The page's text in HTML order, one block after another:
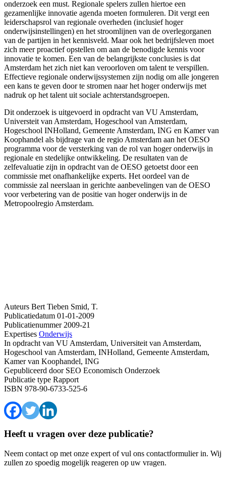
onderzoek een must. Regionale spelers zullen hiertoe een
gezamenlijke innovatie agenda moeten formuleren. Dit vergt een
leiderschapsrol van regionale overheden (inclusief hoger
onderwijsinstellingen) en het stroomlijnen van de overlegorganen
van de partijen in het kennisveld. Maar ook het bedrijfsleven moet
zich meer proactief opstellen om aan de benodigde kennis voor
innovatie te komen. Een van de belangrijkste conclusies is dat
Amsterdam het zich niet kan veroorloven om talent te verspillen.
Effectieve regionale onderwijssystemen zijn nodig om alle jongeren
een kans te geven door te stromen naar het hoger onderwijs met
nadruk op het talent uit sociale achterstandsgroepen.
Dit onderzoek is uitgevoerd in opdracht van VU Amsterdam,
Universteit van Amsterdam, Hogeschool van Amsterdam,
Hogeschool INHolland, Gemeente Amsterdam, ING en Kamer van
Koophandel als bijdrage van de regio Amsterdam aan het OESO
programma voor de versterking van de rol van hoger onderwijs in
regionale en stedelijke ontwikkeling. De resultaten van de
zelfevaluatie zijn in opdracht van de OESO getoetst door een
commissie met onafhankelijke experts. Het oordeel van de
commissie zal neerslaan in gerichte aanbevelingen van de OESO
voor verbetering van de positie van hoger onderwijs in de
Metropoolregio Amsterdam.
Auteurs Bert Tieben Smid, T.
Publicatiedatum 01-01-2009
Publicatienummer2009-21
Expertises Onderwijs
In opdracht van VU Amsterdam, Universiteit van Amsterdam,
Hogeschool van Amsterdam, INHolland, Gemeente Amsterdam,
Kamer van Koophandel, ING
Gepubliceerd doorSEO Economisch Onderzoek
Publicatie type Rapport
ISBN 978-90-6733-525-6
Heeft u vragen over deze publicatie?
Neem contact op met onze expert of vul ons contactformulier in. Wij
zullen zo spoedig mogelijk reageren op uw vragen.